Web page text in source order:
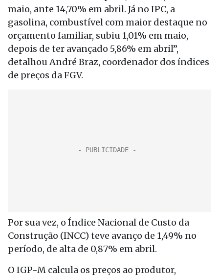
maio, ante 14,70% em abril. Já no IPC, a
gasolina, combustível com maior destaque no
orçamento familiar, subiu 1,01% em maio,
depois de ter avançado 5,86% em abril”,
detalhou André Braz, coordenador dos índices
de preços da FGV.
Por sua vez, o Índice Nacional de Custo da
Construção (INCC) teve avanço de 1,49% no
período, de alta de 0,87% em abril.
O IGP-M calcula os preços ao produtor,